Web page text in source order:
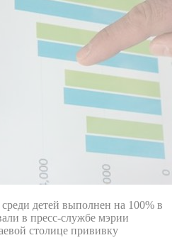
детей выполнен на 100% в
в пресс-службе мэрии
столице прививку